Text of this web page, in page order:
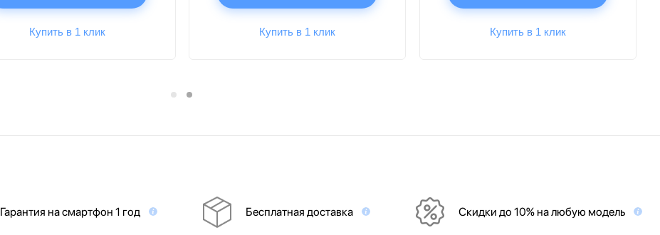
Купить в 1 клик Купить в 1 клик Купить в 1 клик
Гарантия на смартфон 1 год Бесплатная доставка Скидки до 10% на любую модель